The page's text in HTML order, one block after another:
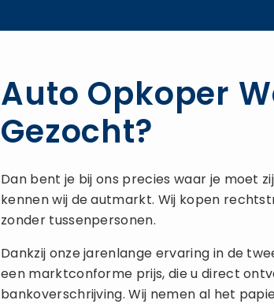
Auto Opkoper
Gezocht?
Dan bent je bij ons precies waar je moet
kennen wij de autmarkt. Wij kopen
zonder tussenpersonen.
Dankzij onze jarenlange ervaring in de
een marktconforme prijs, die u direct
bankoverschrijving. Wij nemen al het